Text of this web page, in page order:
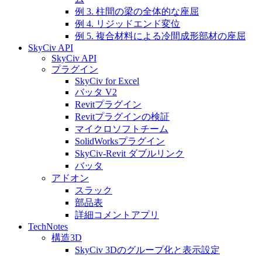
例 3. 柱間の梁の全体的な座屈
例 4. リジッドエンド変位
例 5. 複合材料による冷間成形部材の座屈
SkyCiv API
SkyCiv API
プラグイン
SkyCiv for Excel
バッタ V2
Revitプラグイン
Revitプラグインの検証
マイクロソフトチーム
SolidWorksプラグイン
SkyCiv-Revit ダブルリンク
バッタ
アドオン
スラック
部品表
詳細コメントアプリ
TechNotes
構造3D
SkyCiv 3Dのグループ化と表示設定